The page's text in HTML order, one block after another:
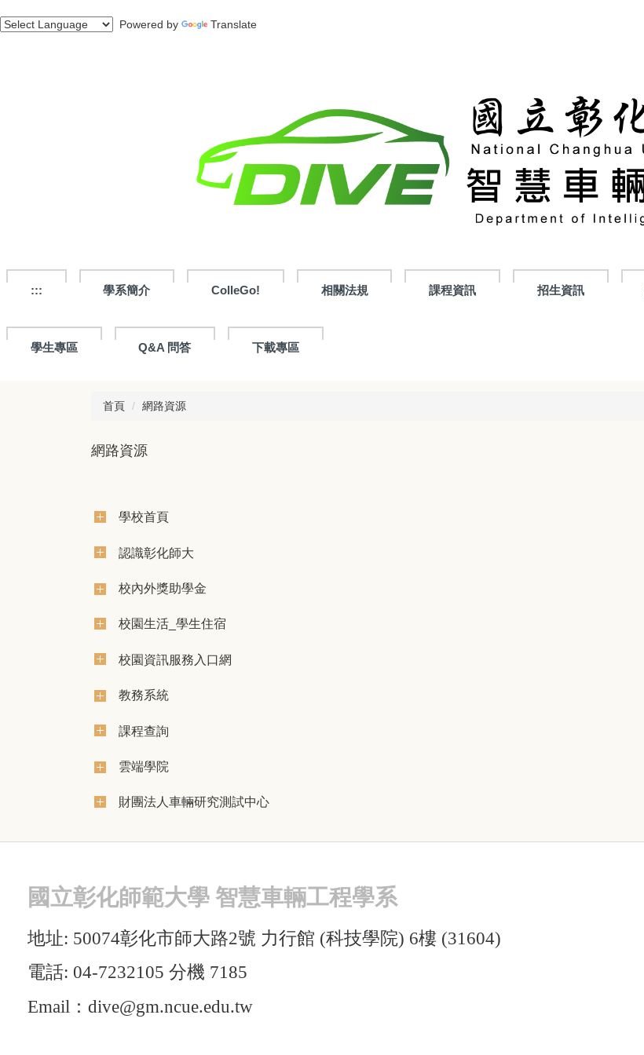
到
Powered by
Translate
::: 學系簡介 ColleGo! 相關法規 課程資訊 招生資訊
學生專區 Q&A 問答 下載專區
首頁 網路資源
網路資源
學校首頁
認識彰化師大
校內外獎助學金
校園生活_學生住宿
校園資訊服務入口網
教務系統
課程查詢
雲端學院
財團法人車輛研究測試中心
國立彰化師範大學 智慧車輛工程學系
地址: 50074彰化市師大路2號 力行館 (科技學院) 6樓 (31604)
電話: 04-7232105 分機 7185
Email：dive@gm.ncue.edu.tw